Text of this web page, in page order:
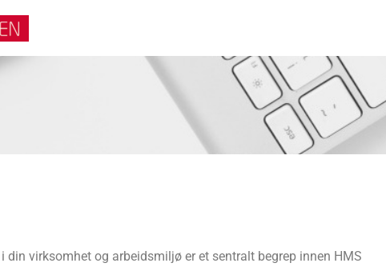
virksomhet og arbeidsmiljø er et sentralt begrep innen HMS